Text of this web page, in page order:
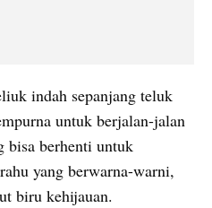
indah sepanjang teluk
untuk berjalan-jalan
bisa berhenti untuk
yang berwarna-warni,
biru kehijauan.